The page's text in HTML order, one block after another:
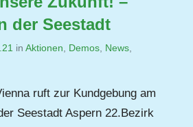
der Seestadt
von
in Aktionen Demos News
ruft zur Kundgebung am
Seestadt Aspern 22.Bezirk